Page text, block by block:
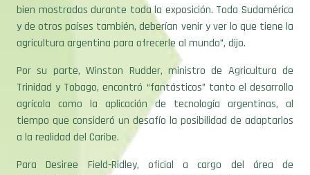
Trinidad y Tobago, encontró “fantásticos” tanto el desarrollo
agrícola como la aplicación de tecnología argentinas, al
tiempo que consideró un desafío la posibilidad de adaptarlos
Para Desiree Field-Ridley, oficial a cargo del área de
Integración comercial y económica de la Comunidad del Caribe
(CARICOM), la recorrida por la muestra “fue una experiencia
excelente” ya que se llevó “una impresión generalizada de lo
que puede ser una exposición de agronegocios” y de lo que
podrían hacer en la Semana Caribeña de la Agricultura que